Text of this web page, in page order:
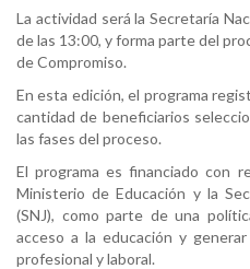
La actividad será la Secretaría
de las 13:00, y forma parte del
de Compromiso.
En esta edición, el programa
cantidad de beneficiarios
las fases del proceso.
El programa es financiado con
Ministerio de Educación y la
(SNJ), como parte de una
acceso a la educación y
profesional y laboral.